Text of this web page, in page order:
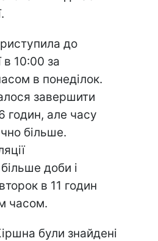
до
в 10:00 за
в понеділок.
завершити
годин, але часу
більше.
доби і
в 11 годин
часом.
були знайдені